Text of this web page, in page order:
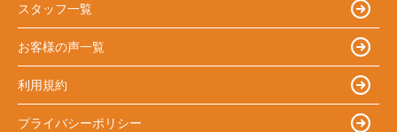
スタッフ一覧
お客様の声一覧
利用規約
プライバシーポリシー